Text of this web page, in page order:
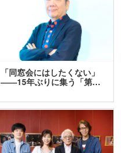
「同窓会にはしたくない」
――15年ぶりに集う「第…